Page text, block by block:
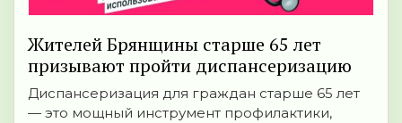
Жителей Брянщины старше 65 лет
призывают пройти диспансеризацию
Диспансеризация для граждан старше 65 лет
— это мощный инструмент профилактики,